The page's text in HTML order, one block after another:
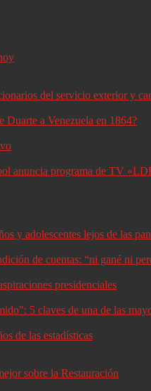
del servicio exterior y
Duarte a Venezuela en 1864?
anuncia programa de TV
y adolescentes lejos de las
de cuentas: “ni gané ni
presidenciales
5 claves de una de las
de las estadísticas
sobre la Restauración